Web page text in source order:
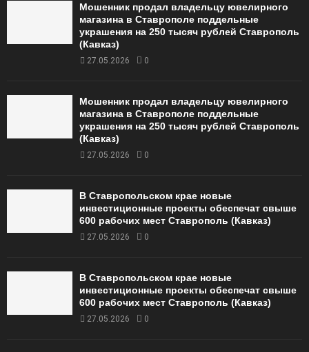
Мошенник продал владельцу ювелирного
магазина в Ставрополе поддельные
украшения на 250 тысяч рублей Ставрополь
(Кавказ)
27.05.2026 0
Мошенник продал владельцу ювелирного
магазина в Ставрополе поддельные
украшения на 250 тысяч рублей Ставрополь
(Кавказ)
27.05.2026 0
В Ставропольском крае новые
инвестиционные проекты обеспечат свыше
600 рабочих мест Ставрополь (Кавказ)
27.05.2026 0
В Ставропольском крае новые
инвестиционные проекты обеспечат свыше
600 рабочих мест Ставрополь (Кавказ)
27.05.2026 0